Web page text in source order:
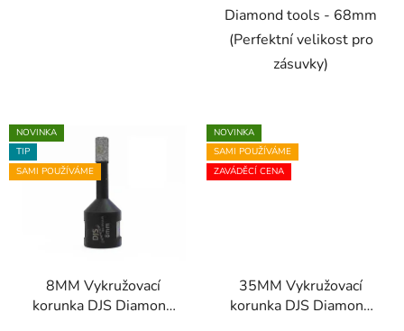
Diamond tools - 68mm
(Perfektní velikost pro
zásuvky)
NOVINKA
TIP
SAMI POUŽÍVÁME
8MM Vykružovací
korunka DJS Diamond
NOVINKA
SAMI POUŽÍVÁME
ZAVÁDĚCÍ CENA
35MM Vykružovací
korunka DJS Diamond